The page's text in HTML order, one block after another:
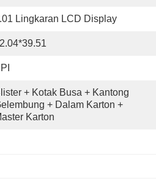
Lingkaran LCD Display
+ Kotak Busa + Kantong
+ Dalam Karton +
Karton